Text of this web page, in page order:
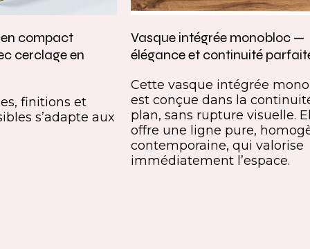
compact
cerclage en
finitions et
s’adapte aux
Vasque intégrée monobloc —
élégance et continuité
Cette vasque intégrée
est conçue dans la
plan, sans rupture visuelle.
offre une ligne pure,
contemporaine, qui valorise
immédiatement l’espace.